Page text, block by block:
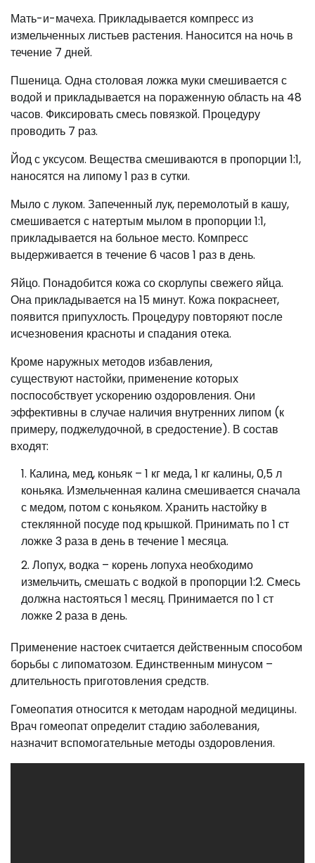
Мать-и-мачеха. Прикладывается компресс из
измельченных листьев растения. Наносится на ночь в
течение 7 дней.
Пшеница. Одна столовая ложка муки смешивается с
водой и прикладывается на пораженную область на 48
часов. Фиксировать смесь повязкой. Процедуру
проводить 7 раз.
Йод с уксусом. Вещества смешиваются в пропорции 1:1,
наносятся на липому 1 раз в сутки.
Мыло с луком. Запеченный лук, перемолотый в кашу,
смешивается с натертым мылом в пропорции 1:1,
прикладывается на больное место. Компресс
выдерживается в течение 6 часов 1 раз в день.
Яйцо. Понадобится кожа со скорлупы свежего яйца.
Она прикладывается на 15 минут. Кожа покраснеет,
появится припухлость. Процедуру повторяют после
исчезновения красноты и спадания отека.
Кроме наружных методов избавления,
существуют настойки, применение которых
поспособствует ускорению оздоровления. Они
эффективны в случае наличия внутренних липом (к
примеру, поджелудочной, в средостение). В состав
входят:
Калина, мед, коньяк – 1 кг меда, 1 кг калины, 0,5 л
коньяка. Измельченная калина смешивается сначала
с медом, потом с коньяком. Хранить настойку в
стеклянной посуде под крышкой. Принимать по 1 ст
ложке 3 раза в день в течение 1 месяца.
Лопух, водка – корень лопуха необходимо
измельчить, смешать с водкой в пропорции 1:2. Смесь
должна настояться 1 месяц. Принимается по 1 ст
ложке 2 раза в день.
Применение настоек считается действенным способом
борьбы с липоматозом. Единственным минусом –
длительность приготовления средств.
Гомеопатия относится к методам народной медицины.
Врач гомеопат определит стадию заболевания,
назначит вспомогательные методы оздоровления.